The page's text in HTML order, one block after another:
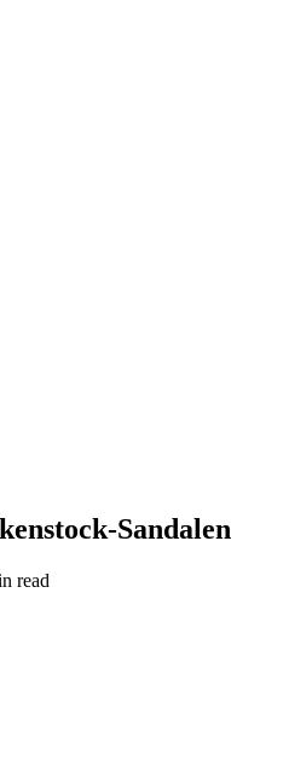
Sandalen
read